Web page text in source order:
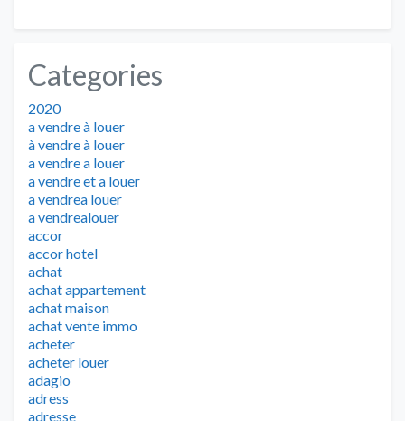
Categories
2020
a vendre à louer
à vendre à louer
a vendre a louer
a vendre et a louer
a vendrea louer
a vendrealouer
accor
accor hotel
achat
achat appartement
achat maison
achat vente immo
acheter
acheter louer
adagio
adress
adresse